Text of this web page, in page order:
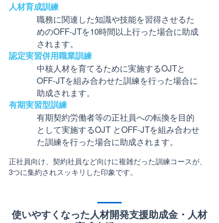
人材育成訓練
職務に関連した知識や技能を習得させるた
めのOFF-JTを10時間以上行った場合に助成
されます。
認定実習併用職業訓練
中核人材を育てるために実施するOJTと
OFF-JTを組み合わせた訓練を行った場合に
助成されます。
有期実習型訓練
有期契約労働者等の正社員への転換を目的
として実施するOJT とOFF-JTを組み合わせ
た訓練を行った場合に助成されます。
正社員向け、契約社員など向けに複雑だった訓練コースが、
3つに集約されスッキリした印象です。
使いやすくなった人材開発支援助成金・人材